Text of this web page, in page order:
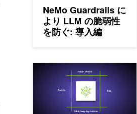
NeMo Guardrails に
より LLM の脆弱性
を防ぐ: 導入編
NeMo Guardrails により LLM